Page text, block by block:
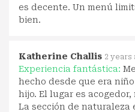
es decente. Un menú
bien.
Katherine Challis 2 years
Experiencia fantástica:
hecho desde que era
hijo. El lugar es
La sección de naturaleza